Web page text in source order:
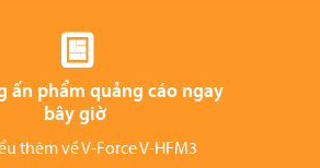
ấn phẩm quảng cáo ngay
bây giờ
thêm về V-Force V-HFM3